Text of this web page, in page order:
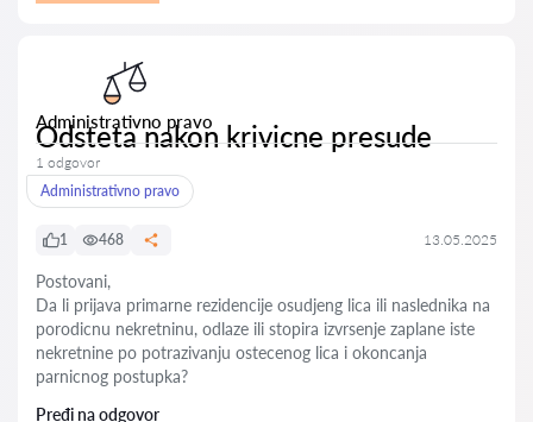
Administrativno pravo
Odsteta nakon krivicne presude
1 odgovor
Administrativno pravo
1 468 13.05.2025
Postovani,
Da li prijava primarne rezidencije osudjeng lica ili naslednika na
porodicnu nekretninu, odlaze ili stopira izvrsenje zaplane iste
nekretnine po potrazivanju ostecenog lica i okoncanja
parnicnog postupka?
Pređi na odgovor